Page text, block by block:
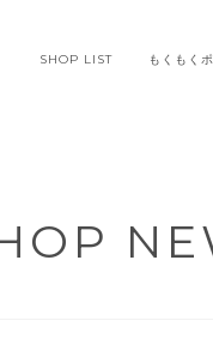
SHOP LIST もくもく